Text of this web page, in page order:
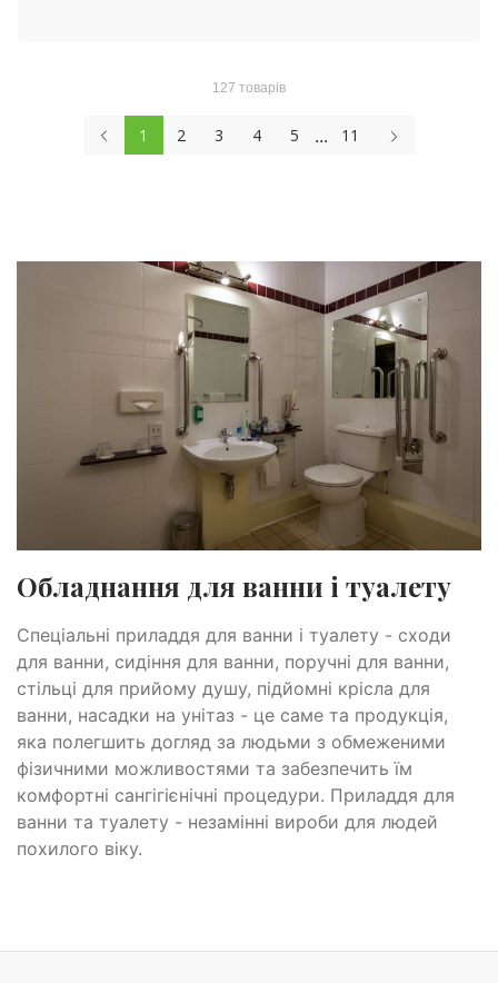
127 товарів
1 2 3 4 5 ... 11
Обладнання для ванни і туалету
Спеціальні приладдя для ванни і туалету - сходи
для ванни, сидіння для ванни, поручні для ванни,
стільці для прийому душу, підйомні крісла для
ванни, насадки на унітаз - це саме та продукція,
яка полегшить догляд за людьми з обмеженими
фізичними можливостями та забезпечить їм
комфортні сангігієнічні процедури. Приладдя для
ванни та туалету - незамінні вироби для людей
похилого віку.